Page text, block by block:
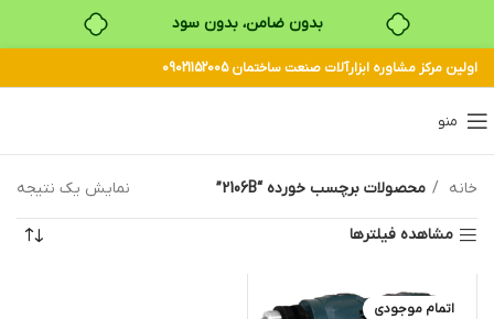
بدون ضامن، بدون سود
خرید قسطی با ترب‌پی
اولین مرکز مشاوره ابزارآلات صنعت ساختمان 09021152005
منو
خانه محصولات برچسب خورده “2106B” نمایش یک نتیجه
مشاهده فیلترها
اتمام موجودی